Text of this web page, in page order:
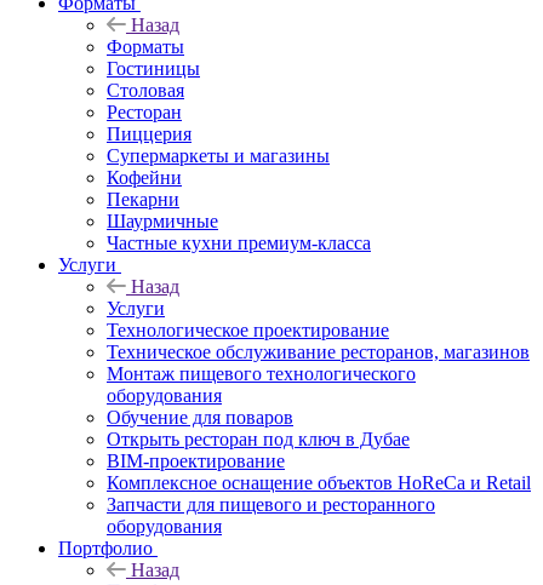
Назад
Форматы
Гостиницы
Столовая
Ресторан
Пиццерия
Супермаркеты и магазины
Кофейни
Пекарни
Шаурмичные
Частные кухни премиум-класса
Услуги
Назад
Услуги
Технологическое проектирование
Техническое обслуживание ресторанов, магазинов
Монтаж пищевого технологического
оборудования
Обучение для поваров
Открыть ресторан под ключ в Дубае
BIM-проектирование
Комплексное оснащение объектов HoReCa и Retail
Запчасти для пищевого и ресторанного
оборудования
Портфолио
Назад